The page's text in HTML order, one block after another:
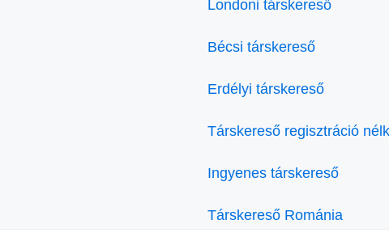
Londoni társkereső
Bécsi társkereső
Erdélyi társkereső
Társkereső regisztráció
Ingyenes társkereső
Társkereső Románia